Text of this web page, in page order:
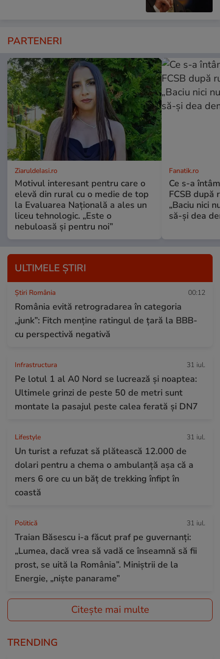
PARTENERI
ZiaruldeIasi.ro
Motivul interesant pentru care o
elevă din rural cu o medie de top
la Evaluarea Națională a ales un
liceu tehnologic. „Este o
nebuloasă și pentru noi”
Fanatik.ro
Ce s-a
FCSB după
„Baciu nici
să-și dea
ULTIMELE ȘTIRI
Știri România 00:12
România evită retrogradarea în categoria
„junk”: Fitch menține ratingul de țară la BBB-
cu perspectivă negativă
Infrastructura 31 iul.
Pe lotul 1 al A0 Nord se lucrează și noaptea:
Ultimele grinzi de peste 50 de metri sunt
montate la pasajul peste calea ferată și DN7
Lifestyle 31 iul.
Un turist a refuzat să plătească 12.000 de
dolari pentru a chema o ambulanță așa că a
mers 6 ore cu un băț de trekking înfipt în
coastă
Politică 31 iul.
Traian Băsescu i-a făcut praf pe guvernanți:
„Lumea, dacă vrea să vadă ce înseamnă să fii
prost, se uită la România”. Miniștrii de la
Energie, „niște panarame”
Citește mai multe
TRENDING